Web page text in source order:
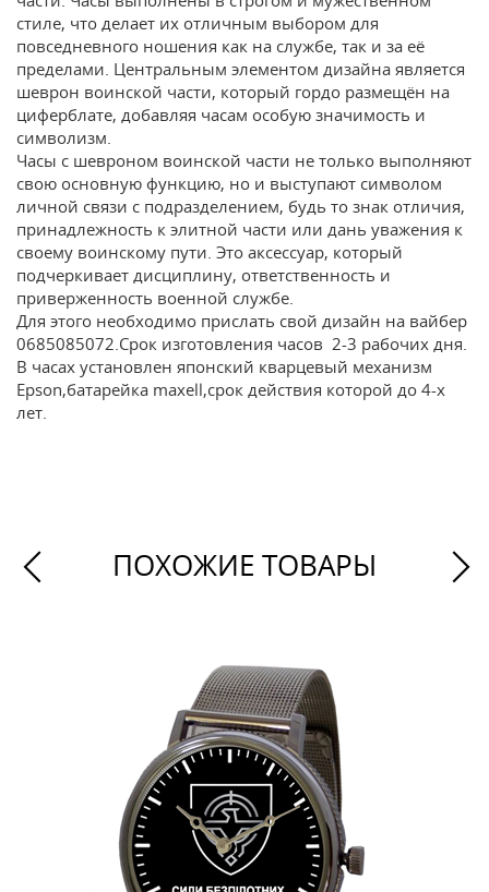
стиле, что делает их отличным выбором для
повседневного ношения как на службе, так и за её
пределами. Центральным элементом дизайна является
шеврон воинской части, который гордо размещён на
циферблате, добавляя часам особую значимость и
символизм.
Часы с шевроном воинской части не только выполняют
свою основную функцию, но и выступают символом
личной связи с подразделением, будь то знак отличия,
принадлежность к элитной части или дань уважения к
своему воинскому пути. Это аксессуар, который
подчеркивает дисциплину, ответственность и
приверженность военной службе.
Для этого необходимо прислать свой дизайн на вайбер
0685085072.Срок изготовления часов 2-3 рабочих дня.
В часах установлен японский кварцевый механизм
Epson,батарейка maxell,срок действия которой до 4-х
лет.
ПОХОЖИЕ ТОВАРЫ